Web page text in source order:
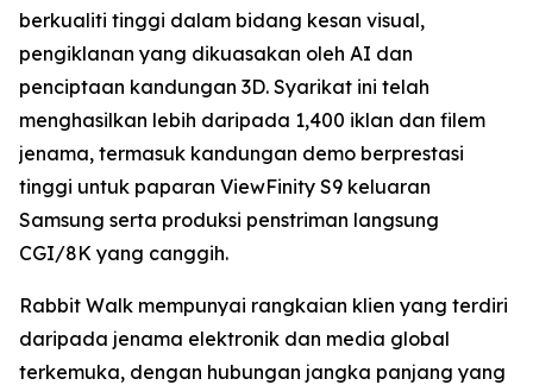
berkualiti tinggi dalam bidang kesan visual,
pengiklanan yang dikuasakan oleh AI dan
penciptaan kandungan 3D. Syarikat ini telah
menghasilkan lebih daripada 1,400 iklan dan filem
jenama, termasuk kandungan demo berprestasi
tinggi untuk paparan ViewFinity S9 keluaran
Samsung serta produksi penstriman langsung
CGI/8K yang canggih.
Rabbit Walk mempunyai rangkaian klien yang terdiri
daripada jenama elektronik dan media global
terkemuka, dengan hubungan jangka panjang yang